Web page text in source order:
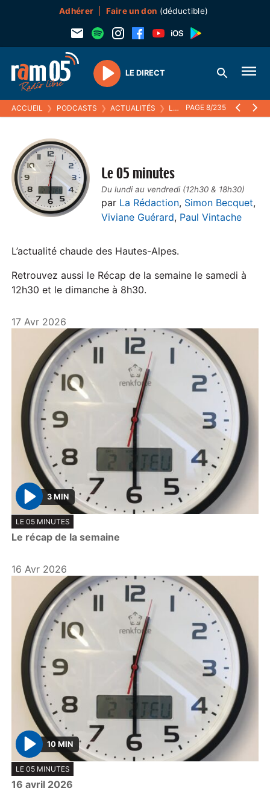
Adhérer Faire un don (déductible)
Play
LE DIRECT
ACCUEIL ❯ PODCASTS ❯ ACTUALITÉS ❯ LE 05 MINUTES PAGE 8/235
Le 05 minutes
Du lundi au vendredi (12h30 & 18h30)
par La Rédaction, Simon Becquet,
Viviane Guérard, Paul Vintache
L’actualité chaude des Hautes-Alpes.
Retrouvez aussi le Récap de la semaine le samedi à
12h30 et le dimanche à 8h30.
17 Avr 2026
P
l
a
3 MIN
LE 05 MINUTES
Le récap de la semaine
16 Avr 2026
P
l
a
10 MIN
LE 05 MINUTES
16 avril 2026